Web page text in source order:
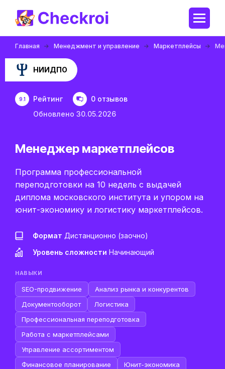
Главная Менеджмент и управление Маркетплейсы
НИИДПО
9.1 Рейтинг
0 отзывов
Обновлено 30.05.2026
Менеджер маркетплейсов
Программа профессиональной
переподготовки на 10 недель с выдачей
диплома московского института и упором на
юнит-экономику и логистику маркетплейсов.
Формат Дистанционно (заочно)
Уровень сложности Начинающий
НАВЫКИ
SEO-продвижение
Анализ рынка и конкурентов
Документооборот
Логистика
Профессиональная переподготовка
Работа с маркетплейсами
Управление ассортиментом
Финансовое планирование
Юнит-экономика